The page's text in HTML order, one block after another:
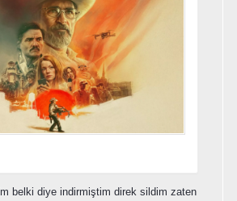
belki diye indirmiştim direk sildim zaten